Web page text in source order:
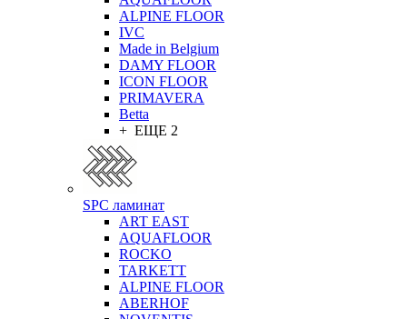
ALPINE FLOOR
IVC
Made in Belgium
DAMY FLOOR
ICON FLOOR
PRIMAVERA
Betta
+ ЕЩЕ 2
SPC ламинат
ART EAST
AQUAFLOOR
ROCKO
TARKETT
ALPINE FLOOR
ABERHOF